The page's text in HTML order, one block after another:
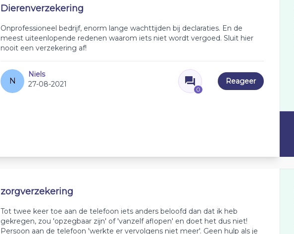
Dierenverzekering
Onprofessioneel bedrijf, enorm lange wachttijden bij declaraties. En de
meest uiteenlopende redenen waarom iets niet wordt vergoed. Sluit hier
nooit een verzekering af!
N
Niels
27-08-2021
0
Reageer
zorgverzekering
Tot twee keer toe aan de telefoon iets anders beloofd dan dat ik heb
gekregen, zou 'opzegbaar zijn' of 'vanzelf aflopen' en doet het dus niet!
Persoon aan de telefoon 'werkte er vervolgens niet meer'. Geen hulp als je